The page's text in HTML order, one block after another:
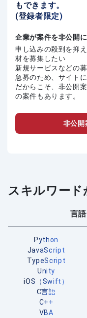
もできます。
(登録者限定)
企業が案件を非公開
申し込みの殺到を抑
材を募集したい
新規サービスなどの
急募のため、サイト
だからこそ、非公開
の案件もあります。
非公開
スキルワード
言
Python
JavaScript
TypeScript
Unity
iOS（Swift）
C言語
C++
VBA